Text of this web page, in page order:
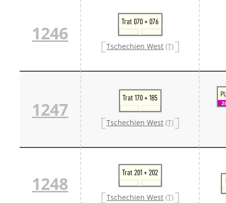
1246
Trat 070 + 076
Tschechien West (T)
1247
Trat 170 + 185
Tschechien West (T)
1248
Trat 201 + 202
Tschechien West (T)